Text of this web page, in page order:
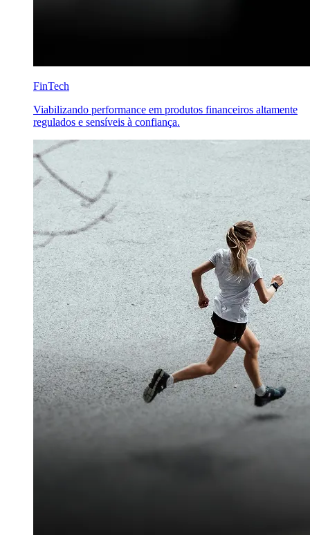
FinTech
Viabilizando performance em produtos financeiros altamente
regulados e sensíveis à confiança.